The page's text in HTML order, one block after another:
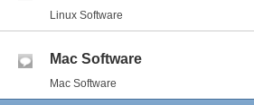
Linux Software
Mac Software
Mac Software